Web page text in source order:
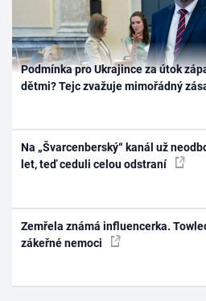
Podmínka pro Ukrajince za útok
dětmi? Tejc zvažuje mimořádný
Na „Švarcenberský“ kanál už
let, teď ceduli celou odstraní
Zemřela známá influencerka.
zákeřné nemoci